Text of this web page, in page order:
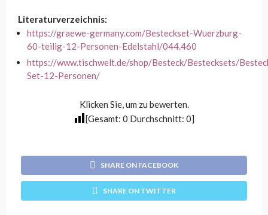
Literaturverzeichnis:
https://graewe-germany.com/Besteckset-Wuerzburg-
60-teilig-12-Personen-Edelstahl/044.460
https://www.tischwelt.de/shop/Besteck/Bestecksets/
Set-12-Personen/
Klicken Sie, um zu bewerten.
[Gesamt: 0 Durchschnitt: 0]
SHARE ON FACEBOOK
SHARE ON TWITTER